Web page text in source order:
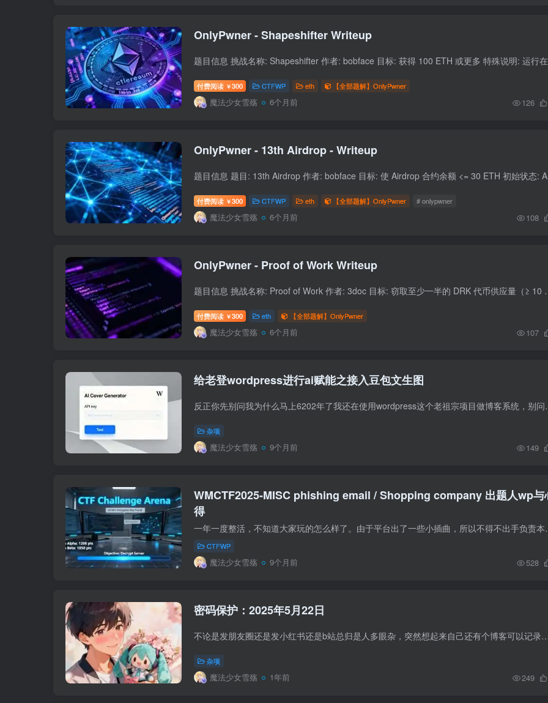
OnlyPwner - Shapeshifter Writeup
付费阅读 ￥300 CTFWP eth 【全部题解】OnlyPwner
魔法少女雪殇 6个月前 126
OnlyPwner - 13th Airdrop - Writeup
付费阅读 ￥300 CTFWP eth 【全部题解】OnlyPwner # onlypwner
魔法少女雪殇 6个月前 108
OnlyPwner - Proof of Work Writeup
题目信息 挑战名称: Proof of Work 作者: 3doc
付费阅读 ￥300 eth 【全部题解】OnlyPwner
魔法少女雪殇 6个月前 107
给老登wordpress进行ai赋能之接入豆包文生图
反正你先别问我为什么马上6202年了我
杂项
魔法少女雪殇 9个月前 149
WMCTF2025-MISC phishing email / Shopping company 出题人wp与
得
一年一度整活，不知道大家玩的怎么样了
CTFWP
魔法少女雪殇 9个月前 528
密码保护：2025年5月22日
不论是发朋友圈还是发小红书还是b站总归是人多眼杂，突然想起来自己还有个博客可以记录一下。 近期即将离职，这也是我在百度度过最爽的一个月了，终于能够做到一些想要去做的事情。计划离职后去...
杂项
魔法少女雪殇 1年前 249